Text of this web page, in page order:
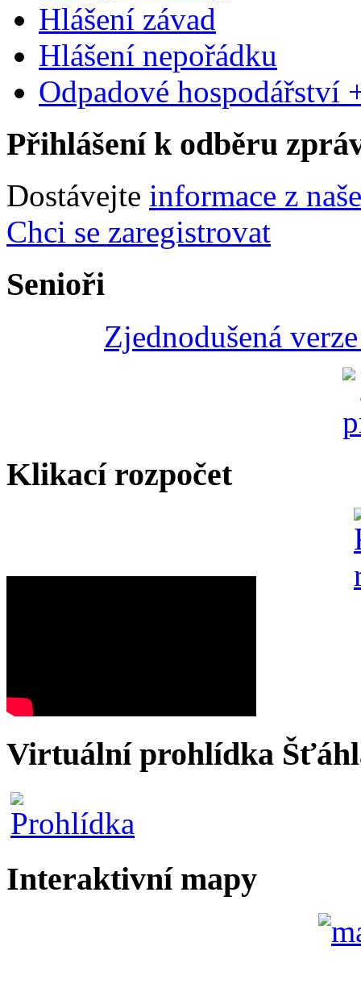
Hlášení závad
Hlášení nepořádku
Odpadové hospodářství
Přihlášení k odběru
Dostávejte informace z
Chci se zaregistrovat
Senioři
Zjednodušená
Klikací rozpočet
Virtuální prohlídka
Interaktivní mapy